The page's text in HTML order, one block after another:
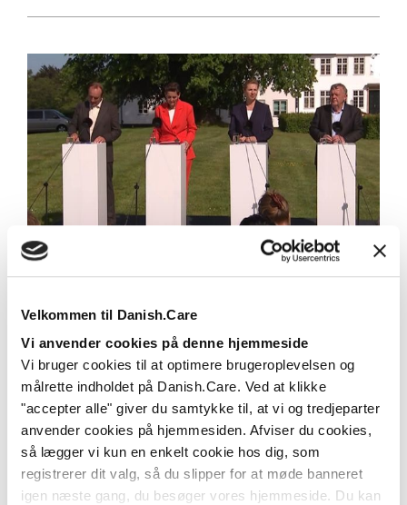
Velkommen til Danish.Care
Vi anvender cookies på denne hjemmeside
Vi bruger cookies til at optimere brugeroplevelsen og
målrette indholdet på Danish.Care. Ved at klikke
"accepter alle" giver du samtykke til, at vi og tredjeparter
anvender cookies på hjemmesiden. Afviser du cookies,
så lægger vi kun en enkelt cookie hos dig, som
registrerer dit valg, så du slipper for at møde banneret
igen næste gang, du besøger vores hjemmeside. Du kan
Danish.Care og DI: Enormt potentiale i
regeringens satsning på
SF, Moderaterne og Radikale Venstre vil lancere en...
Læs mere